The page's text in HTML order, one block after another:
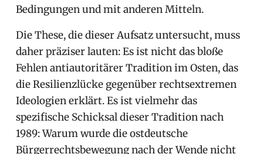
Bedingungen und mit anderen Mitteln.
Die These, die dieser Aufsatz untersucht, muss
daher präziser lauten: Es ist nicht das bloße
Fehlen antiautoritärer Tradition im Osten, das
die Resilienzlücke gegenüber rechtsextremen
Ideologien erklärt. Es ist vielmehr das
spezifische Schicksal dieser Tradition nach
1989: Warum wurde die ostdeutsche
Bürgerrechtsbewegung nach der Wende nicht